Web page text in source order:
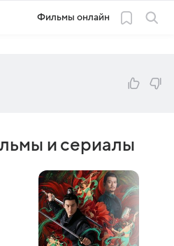
Фильмы онлайн
и сериалы